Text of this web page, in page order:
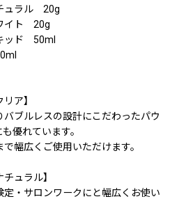
ュラル 20g
イト 20g
ッド 50ml
ア】
ブルレスの設計にこだわったパウ
優れています。
幅広くご使用いただけます。
ュラル】
・サロンワークにと幅広くお使い